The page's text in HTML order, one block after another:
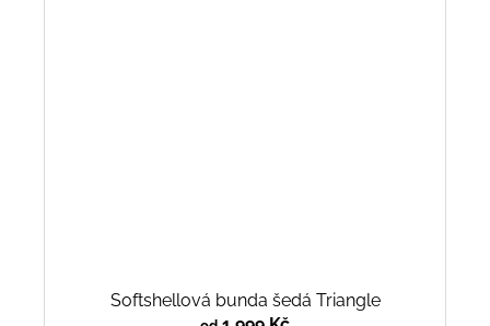
Softshellová bunda šedá Triangle